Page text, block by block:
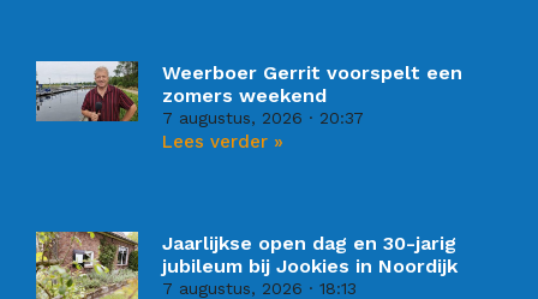
Weerboer Gerrit voorspelt een
zomers weekend
7 augustus, 2026 20:37
Lees verder »
Jaarlijkse open dag en 30-jarig
jubileum bij Jookies in Noordijk
7 augustus, 2026 18:13